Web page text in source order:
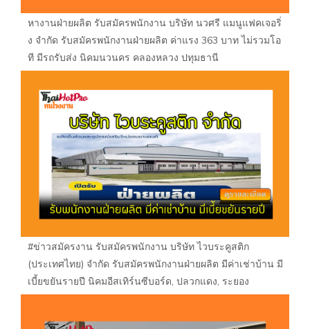
หางานฝ่ายผลิต รับสมัครพนักงาน บริษัท นวศรี แมนูแฟคเจอริ่
ง จำกัด รับสมัครพนักงานฝ่ายผลิต ค่าแรง 363 บาท ไม่รวมโอ
ที มีรถรับส่ง นิคมนวนคร คลองหลวง ปทุมธานี
#ข่าวสมัครงาน รับสมัครพนักงาน บริษัท ไวบระคูสติก
(ประเทศไทย) จำกัด รับสมัครพนักงานฝ่ายผลิต มีค่าเช่าบ้าน มี
เบี้ยขยันรายปี นิคมอีสเทิร์นซีบอร์ด, ปลวกแดง, ระยอง